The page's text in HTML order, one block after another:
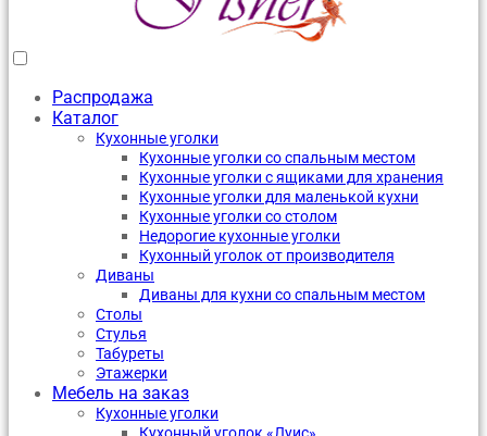
Распродажа
Каталог
Кухонные уголки
Кухонные уголки со спальным местом
Кухонные уголки с ящиками для хранения
Кухонные уголки для маленькой кухни
Кухонные уголки со столом
Недорогие кухонные уголки
Кухонный уголок от производителя
Диваны
Диваны для кухни со спальным местом
Столы
Стулья
Табуреты
Этажерки
Мебель на заказ
Кухонные уголки